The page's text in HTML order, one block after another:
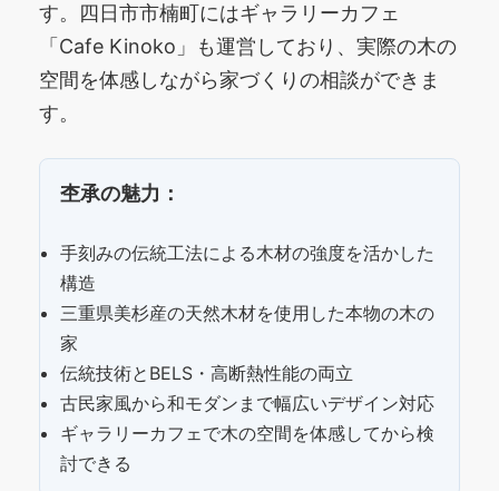
す。四日市市楠町にはギャラリーカフェ
「Cafe Kinoko」も運営しており、実際の木の
空間を体感しながら家づくりの相談ができま
す。
杢承の魅力：
手刻みの伝統工法による木材の強度を活かした
構造
三重県美杉産の天然木材を使用した本物の木の
家
伝統技術とBELS・高断熱性能の両立
古民家風から和モダンまで幅広いデザイン対応
ギャラリーカフェで木の空間を体感してから検
討できる